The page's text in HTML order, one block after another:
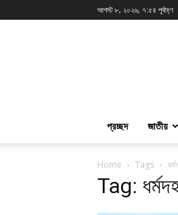
আগস্ট ৮, ২০২৬, ৭:৫৪ পূর্বাহ্ণ
প্রচ্ছদ জাতীয়
Home Tags
Tag: